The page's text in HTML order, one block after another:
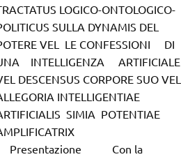
LOGICO-ONTOLOGICO-
SULLA DYNAMIS DEL
VEL LE CONFESSIONI DI
INTELLIGENZA ARTIFICIALE
DESCENSUS CORPORE SUO VEL
INTELLIGENTIAE
SIMIA POTENTIAE
Presentazione Con la